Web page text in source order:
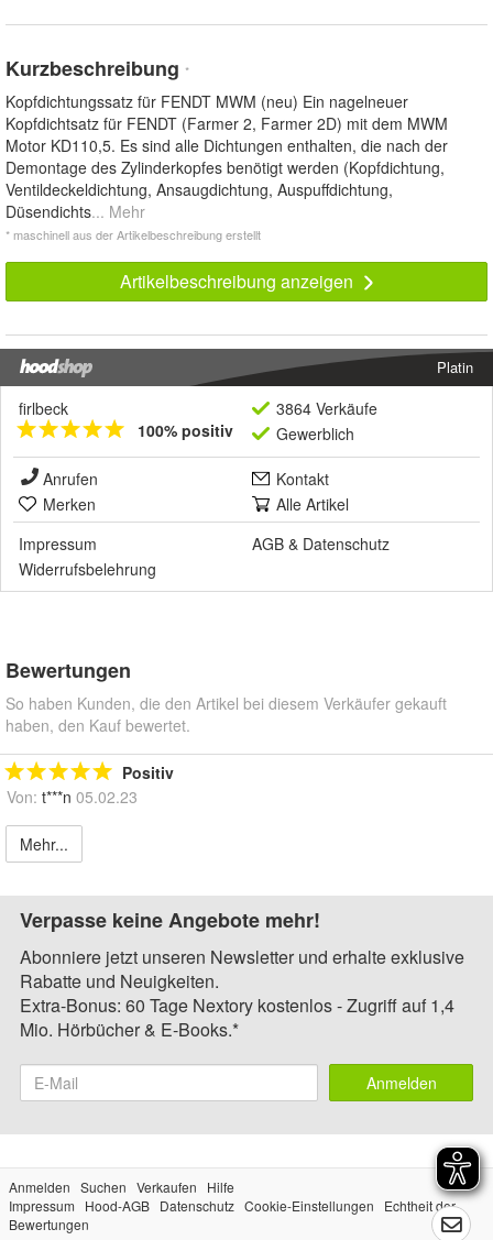
Kurzbeschreibung *
Kopfdichtungssatz für FENDT MWM (neu) Ein nagelneuer
Kopfdichtsatz für FENDT (Farmer 2, Farmer 2D) mit dem MWM
Motor KD110,5. Es sind alle Dichtungen enthalten, die nach der
Demontage des Zylinderkopfes benötigt werden (Kopfdichtung,
Ventildeckeldichtung, Ansaugdichtung, Auspuffdichtung,
Düsendichts... Mehr
* maschinell aus der Artikelbeschreibung erstellt
Artikelbeschreibung anzeigen
Platin
firlbeck
100% positiv
3864 Verkäufe
Gewerblich
Anrufen
Kontakt
Merken
Alle Artikel
Impressum
AGB & Datenschutz
Widerrufsbelehrung
Bewertungen
So haben Kunden, die den Artikel bei diesem Verkäufer gekauft
haben, den Kauf bewertet.
Positiv
Von: t***n 05.02.23
Mehr...
Verpasse keine Angebote mehr!
Abonniere jetzt unseren Newsletter und erhalte exklusive
Rabatte und Neuigkeiten.
Extra-Bonus: 60 Tage Nextory kostenlos - Zugriff auf 1,4
Mio. Hörbücher & E-Books.*
Anmelden
Anmelden Suchen Verkaufen
Hilfe
Impressum
Hood-AGB Datenschutz Cookie-Einstellungen
Echtheit der
Bewertungen